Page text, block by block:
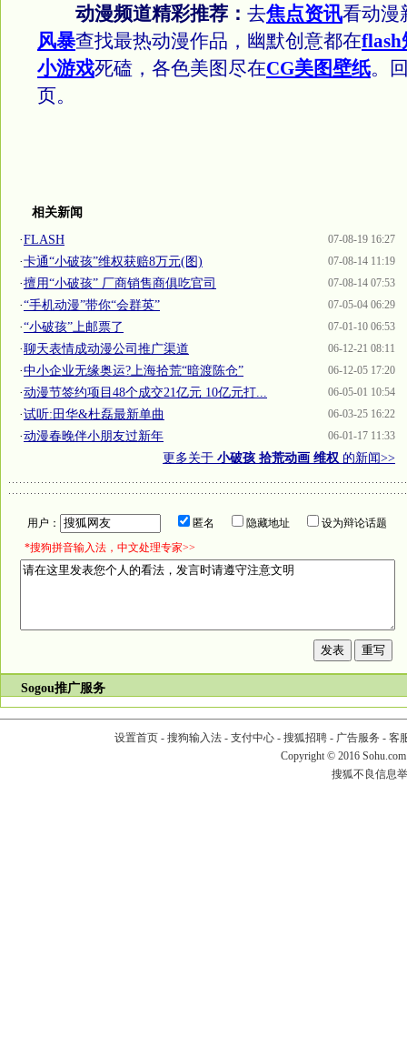
动漫频道精彩推荐： 去焦点资讯看动漫
风暴查找最热动漫作品，幽默创意都在flash
小游戏死磕，各色美图尽在CG美图壁纸。
页。
相关新闻
07-08-19 16:27
·FLASH
07-08-14 11:19
·卡通“小破孩”维权获赔8万元(图)
07-08-14 07:53
·擅用“小破孩” 厂商销售商俱吃官司
07-05-04 06:29
·“手机动漫”带你“会群英”
07-01-10 06:53
·“小破孩”上邮票了
06-12-21 08:11
·聊天表情成动漫公司推广渠道
06-12-05 17:20
·中小企业无缘奥运?上海拾荒“暗渡陈仓”
06-05-01 10:54
·动漫节签约项目48个成交21亿元 10亿元打...
06-03-25 16:22
·试听:田华&杜磊最新单曲
06-01-17 11:33
·动漫春晚伴小朋友过新年
更多关于 小破孩 拾荒动画 维权 的新闻>>
用户： 匿名 隐藏地址
设为辩论话题
*搜狗拼音输入法，中文处理专家>>
Sogou推广服务
设置首页- 搜狗输入法- 支付中心- 搜狐招聘- 广告服务 - 客
Copyright © 2016
搜狐不良信息